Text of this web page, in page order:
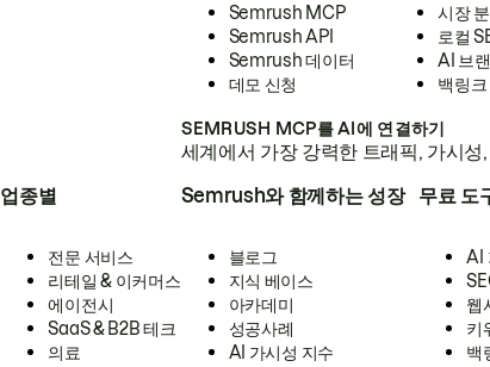
Semrush MCP
Semrush API
Semrush 데이터
데모 신청
시장
로컬
AI 브
백링크
SEMRUSH MCP를 AI에 연결하기
세계에서 가장 강력한 트래픽, 가시
업종별
전문 서비스
리테일 & 이커머스
에이전시
SaaS & B2B 테크
의료
Semrush와 함께하는 성장
블로그
지식 베이스
아카데미
성공사례
AI 가시성 지수
무료 도
AI
웹
키
백